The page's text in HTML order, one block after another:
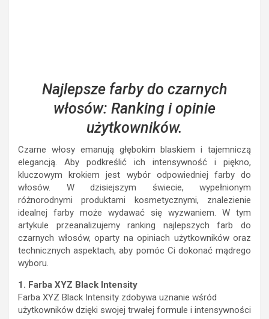
Najlepsze farby do czarnych
włosów: Ranking i opinie
użytkowników.
Czarne włosy emanują głębokim blaskiem i tajemniczą
elegancją. Aby podkreślić ich intensywność i piękno,
kluczowym krokiem jest wybór odpowiedniej farby do
włosów. W dzisiejszym świecie, wypełnionym
różnorodnymi produktami kosmetycznymi, znalezienie
idealnej farby może wydawać się wyzwaniem. W tym
artykule przeanalizujemy ranking najlepszych farb do
czarnych włosów, oparty na opiniach użytkowników oraz
technicznych aspektach, aby pomóc Ci dokonać mądrego
wyboru.
1. Farba XYZ Black Intensity
Farba XYZ Black Intensity zdobywa uznanie wśród
użytkowników dzięki swojej trwałej formule i intensywności